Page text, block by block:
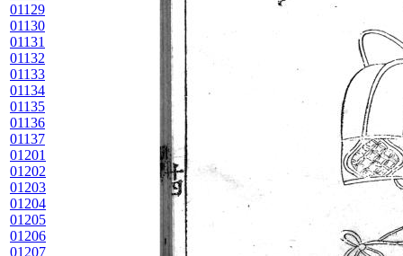
01129
01130
01131
01132
01133
01134
01135
01136
01137
01201
01202
01203
01204
01205
01206
01207